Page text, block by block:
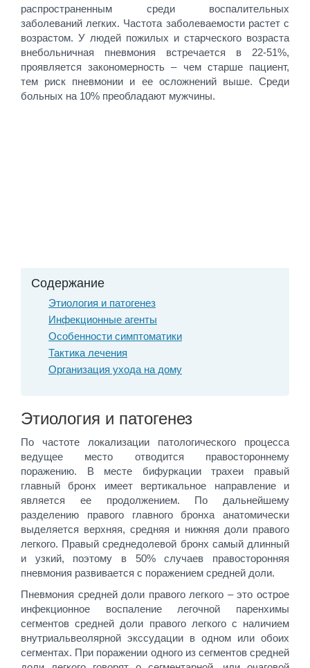
распространенным среди воспалительных
заболеваний легких. Частота заболеваемости растет с
возрастом. У людей пожилых и старческого возраста
внебольничная пневмония встречается в 22-51%,
проявляется закономерность – чем старше пациент,
тем риск пневмонии и ее осложнений выше. Среди
больных на 10% преобладают мужчины.
Содержание
Этиология и патогенез
Инфекционные агенты
Особенности симптоматики
Тактика лечения
Организация ухода на дому
Этиология и патогенез
По частоте локализации патологического процесса
ведущее место отводится правостороннему
поражению. В месте бифуркации трахеи правый
главный бронх имеет вертикальное направление и
является ее продолжением. По дальнейшему
разделению правого главного бронха анатомически
выделяется верхняя, средняя и нижняя доли правого
легкого. Правый среднедолевой бронх самый длинный
и узкий, поэтому в 50% случаев правосторонняя
пневмония развивается с поражением средней доли.
Пневмония средней доли правого легкого – это острое
инфекционное воспаление легочной паренхимы
сегментов средней доли правого легкого с наличием
внутриальвеолярной экссудации в одном или обоих
сегментах. При поражении одного из сегментов средней